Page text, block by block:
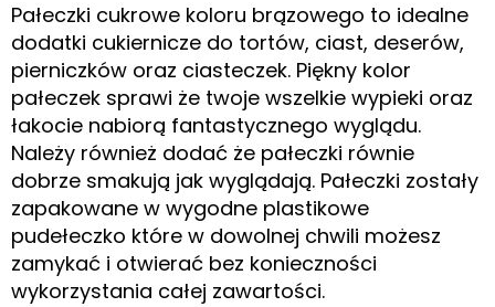
Pałeczki cukrowe koloru brązowego to idealne
dodatki cukiernicze do tortów, ciast, deserów,
pierniczków oraz ciasteczek. Piękny kolor
pałeczek sprawi że twoje wszelkie wypieki oraz
łakocie nabiorą fantastycznego wyglądu.
Należy również dodać że pałeczki równie
dobrze smakują jak wyglądają. Pałeczki zostały
zapakowane w wygodne plastikowe
pudełeczko które w dowolnej chwili możesz
zamykać i otwierać bez konieczności
wykorzystania całej zawartości.